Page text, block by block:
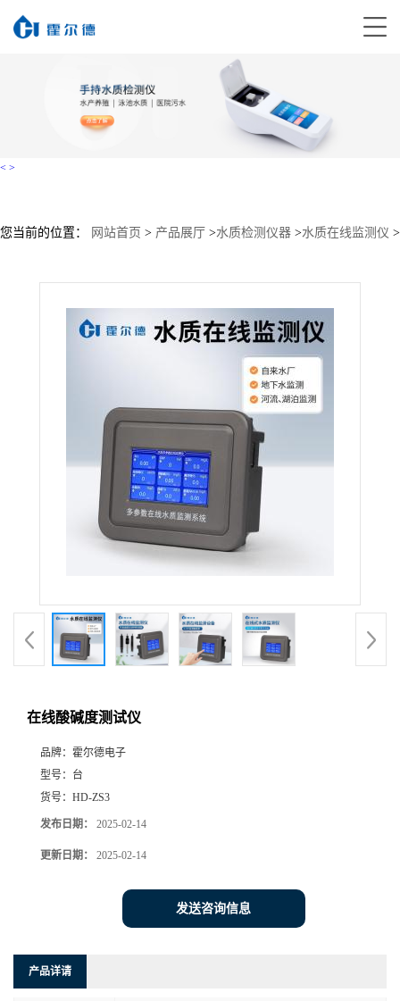
< >
您当前的位置： 网站首页 > 产品展厅 >水质检测仪器 >水质在线监测仪 >
在线酸碱度测试仪
品牌： 霍尔德电子
型号： 台
货号： HD-ZS3
发布日期： 2025-02-14
更新日期： 2025-02-14
发送咨询信息
产品详请